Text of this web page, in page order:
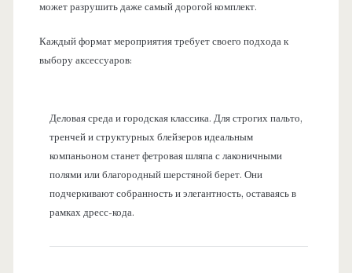
может разрушить даже самый дорогой комплект.
Каждый формат мероприятия требует своего подхода к
выбору аксессуаров:
Деловая среда и городская классика. Для строгих пальто,
тренчей и структурных блейзеров идеальным
компаньоном станет фетровая шляпа с лаконичными
полями или благородный шерстяной берет. Они
подчеркивают собранность и элегантность, оставаясь в
рамках дресс-кода.